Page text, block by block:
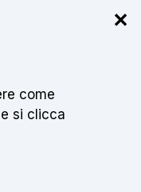
✕
come
si clicca